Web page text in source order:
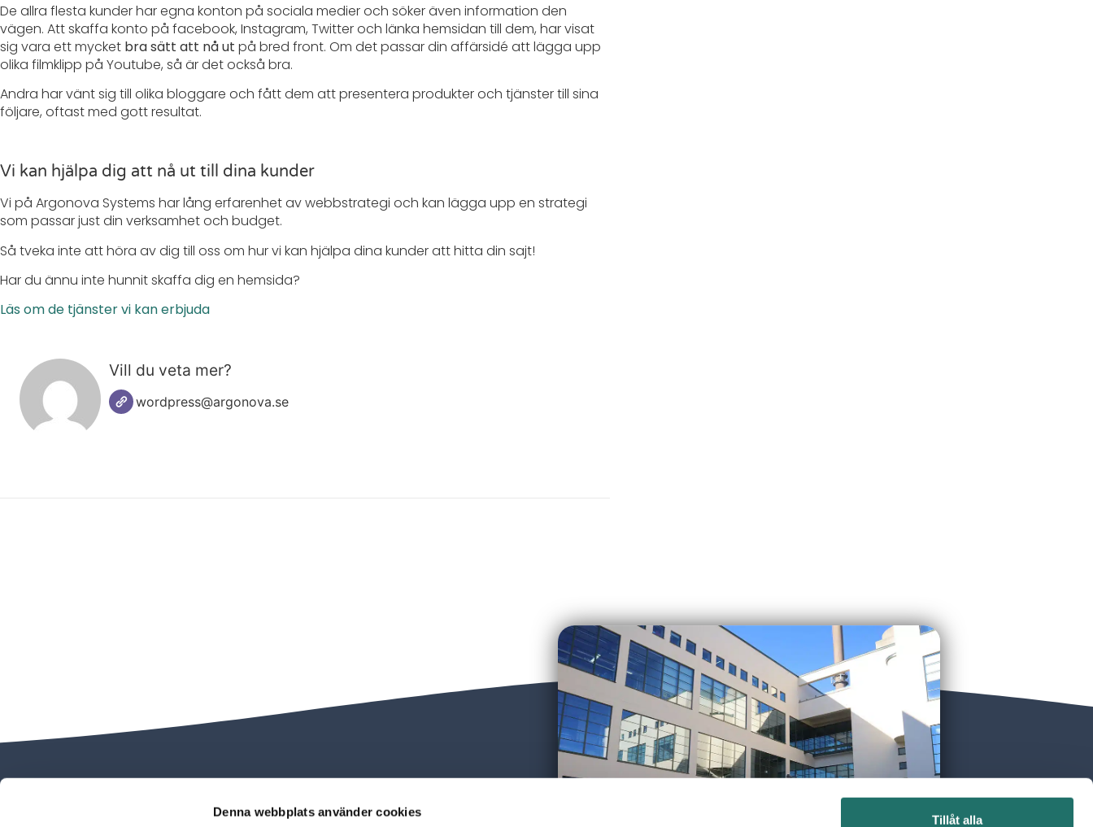
Denna webbplats använder cookies
Tillåt alla
De allra flesta kunder har egna konton på sociala medier och söker även information den
vägen. Att skaffa konto på facebook, Instagram, Twitter och länka hemsidan till dem, har visat
sig vara ett mycket bra sätt att nå ut på bred front. Om det passar din affärsidé att lägga upp
olika filmklipp på Youtube, så är det också bra.
Andra har vänt sig till olika bloggare och fått dem att presentera produkter och tjänster till sina
följare, oftast med gott resultat.
Vi kan hjälpa dig att nå ut till dina kunder
Vi på Argonova Systems har lång erfarenhet av webbstrategi och kan lägga upp en strategi
som passar just din verksamhet och budget.
Så tveka inte att höra av dig till oss om hur vi kan hjälpa dina kunder att hitta din sajt!
Har du ännu inte hunnit skaffa dig en hemsida?
Läs om de tjänster vi kan erbjuda
Vill du veta mer?
wordpress@argonova.se